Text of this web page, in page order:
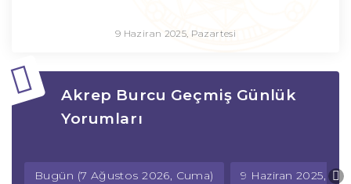
9 Haziran 2025, Pazartesi
Akrep Burcu Geçmiş Günlük
Yorumları
Bugün (7 Ağustos 2026, Cuma) 9 Haziran 2025,